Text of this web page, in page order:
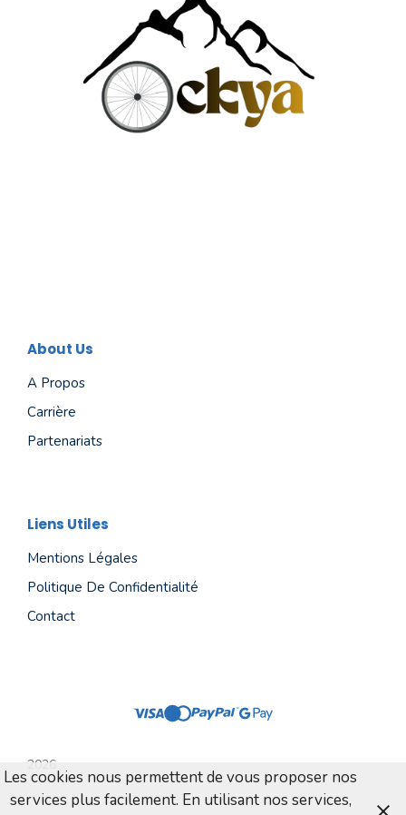
About Us
A Propos
Carrière
Partenariats
Liens Utiles
Mentions Légales
Politique De Confidentialité
Contact
2026
Les cookies nous permettent de vous proposer nos
services plus facilement. En utilisant nos services,